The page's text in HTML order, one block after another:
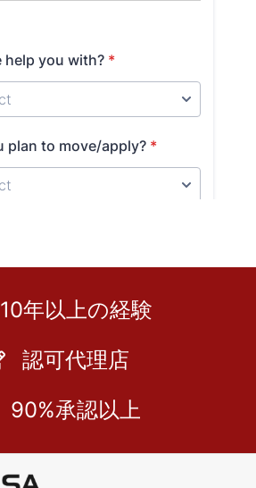
10年以上の経験
認可代理店
90%承認以上